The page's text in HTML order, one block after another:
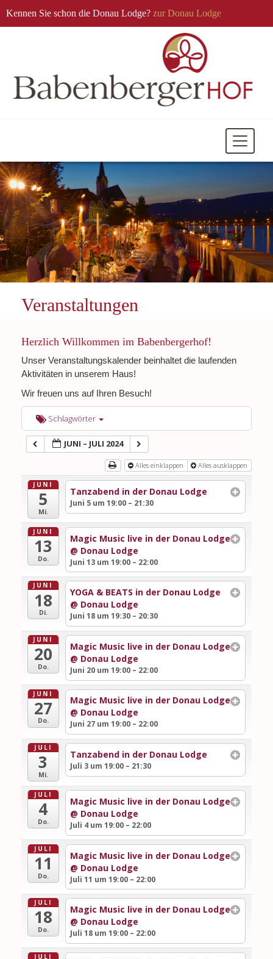
Kennen Sie schon die Donau Lodge? zur Donau Lodge
Mobile
Veranstaltungen
Herzlich Willkommen im Babenbergerhof!
Unser Veranstaltungskalender beinhaltet die laufenden
Aktivitäten in unserem Haus!
Wir freuen uns auf Ihren Besuch!
Schlagwörter
JUNI – JULI 2024
Alles einklappen Alles ausklappen
JUNI
5
Mi.
Tanzabend in der Donau Lodge
Juni 5 um 19:00 – 21:30
JUNI
13
Do.
Magic Music live in der Donau Lodge
@ Donau Lodge
Juni 13 um 19:00 – 22:00
JUNI
18
Di.
YOGA & BEATS in der Donau Lodge
@ Donau Lodge
Juni 18 um 19:30 – 20:30
JUNI
20
Do.
Magic Music live in der Donau Lodge
@ Donau Lodge
Juni 20 um 19:00 – 22:00
JUNI
27
Do.
Magic Music live in der Donau Lodge
@ Donau Lodge
Juni 27 um 19:00 – 22:00
JULI
3
Mi.
Tanzabend in der Donau Lodge
Juli 3 um 19:00 – 21:30
JULI
4
Do.
Magic Music live in der Donau Lodge
@ Donau Lodge
Juli 4 um 19:00 – 22:00
JULI
11
Do.
Magic Music live in der Donau Lodge
@ Donau Lodge
Juli 11 um 19:00 – 22:00
JULI
18
Do.
Magic Music live in der Donau Lodge
@ Donau Lodge
Juli 18 um 19:00 – 22:00
JULI